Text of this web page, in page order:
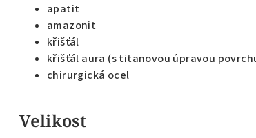
apatit
amazonit
křišťál
křišťál aura (s titanovou úpravou
chirurgická ocel
Velikost